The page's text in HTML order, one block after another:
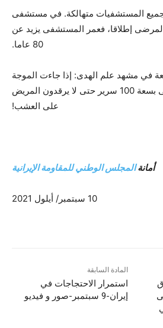
المستشفيات متهالكة. في مستشفى
إطلاقا، فعمر المستشفى يزيد عن
80 عاما.
في مشهد علم الهدى: إذا جاءت الموجة
التالية، فلدينا مستشفى بسعة 100 سرير حتى لا يرقدون المريض
على العشب!
أمانةالمجلس الوطني للمقاومة الإيرانية
10 سبتمبر/ أيلول 2021
المادة السابقة
استمرار الاحتجاجات في
إيران-9 سبتمبر-صور و فیدیو